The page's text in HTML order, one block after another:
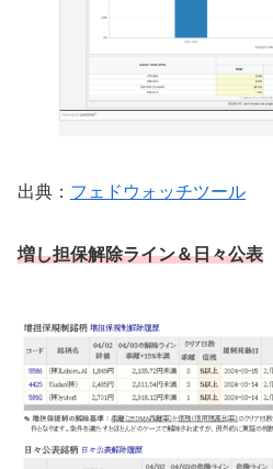
出典： フェドウォッチツール
増し担保解除ライン＆日々公表